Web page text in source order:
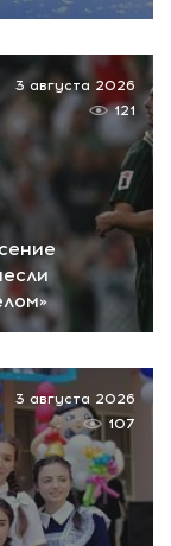
3 августа 2026
121
3 августа 2026
107